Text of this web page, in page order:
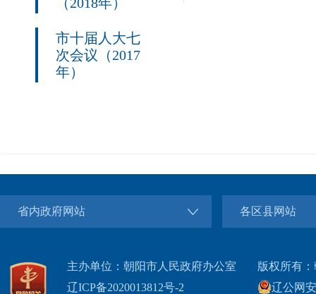
市十届人大七
次会议（2017
年）
省内政府网站 各区县网站
主办单位：朝阳市人民政府办公室
辽ICP备2020013812号-2
版权所有
辽公网